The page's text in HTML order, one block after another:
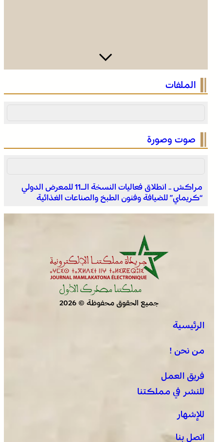
وادي زم .. مبادرة تطوعية لشباب المدينة تعيد الاعتبار لمقبرة
الشهداء بعد الحريق
وادي زم .. مبادرة تطوعية لشباب المدينة تعيد الاعتبار لمقبرة
الجديدة .. افتتاح فعاليات موسم مولاي عبد الله أمغار
الملفات
صوت وصورة
مراكش .. انطلاق فعاليات النسخة الـ11 للمعرض الدولي
“كريماي” للضيافة وفنون الطبخ والصناعات الغذائية
جميع الحقوق محفوظة © 2026
الرئيسية
من نحن !
فريق العمل
للنشر في مملكتنا
للإشهار
اتصل بنا